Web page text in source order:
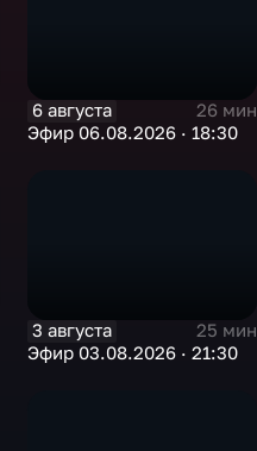
6 августа
26 мин
Эфир 06.08.2026 · 18:30
3 августа
25 мин
Эфир 03.08.2026 · 21:30